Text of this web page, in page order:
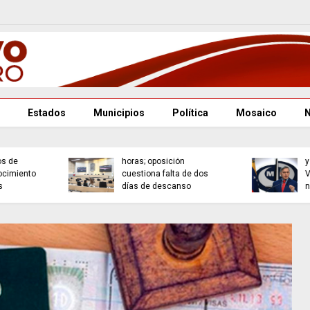
Estados Municipios Política Mosaico
y defensor del pueblo en
Venezuela; Asamblea
nombra encargados
con la Orquesta
Filarmónica
Angelopolitana